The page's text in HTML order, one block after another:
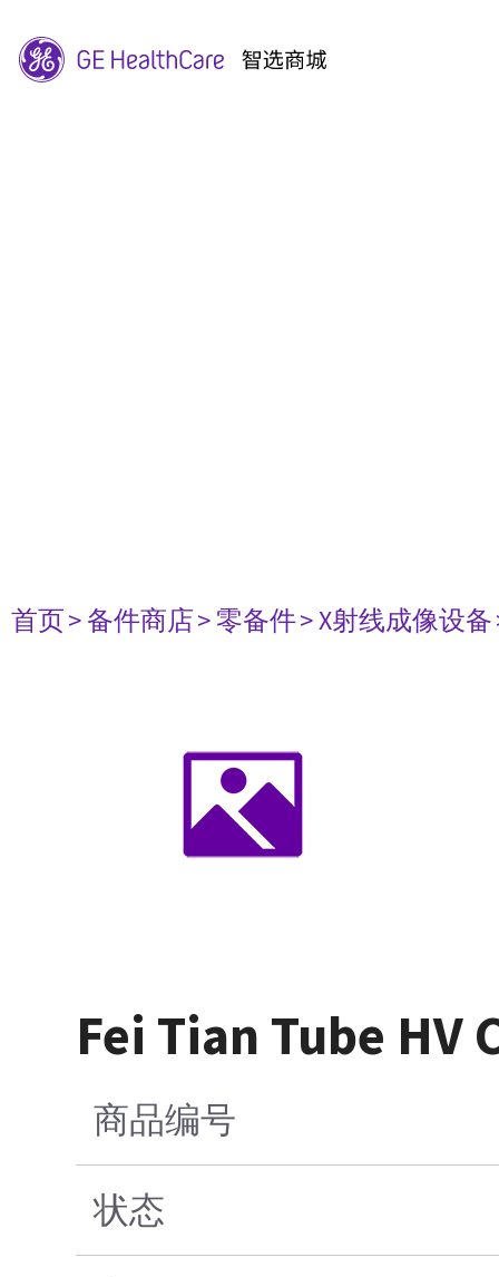
首页> 备件商店> 零备件> X射线成像设备
Fei Tian Tube HV
商品编号
状态